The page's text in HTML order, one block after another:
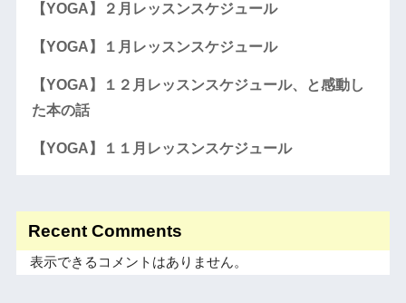
【YOGA】２月レッスンスケジュール
【YOGA】１月レッスンスケジュール
【YOGA】１２月レッスンスケジュール、と感動し
た本の話
【YOGA】１１月レッスンスケジュール
Recent Comments
表示できるコメントはありません。